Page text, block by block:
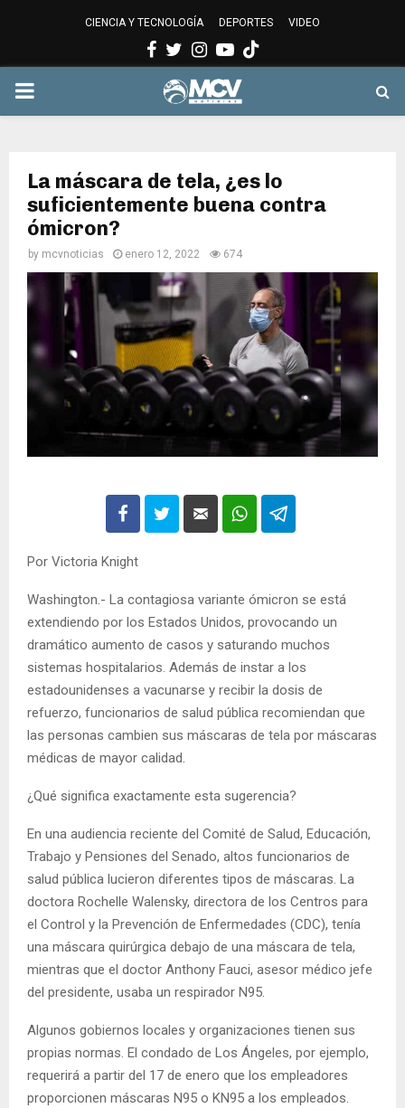
CIENCIA Y TECNOLOGÍA DEPORTES VIDEO
Facebook
Twitter
Instagram
Youtube
PRIMARY
La máscara de tela, ¿es lo
suficientemente buena contra
ómicron?
by mcvnoticias enero 12, 2022 674
Por Victoria Knight
Washington.- La contagiosa variante ómicron se está
extendiendo por los Estados Unidos, provocando un
dramático aumento de casos y saturando muchos
sistemas hospitalarios. Además de instar a los
estadounidenses a vacunarse y recibir la dosis de
refuerzo, funcionarios de salud pública recomiendan que
las personas cambien sus máscaras de tela por máscaras
médicas de mayor calidad.
¿Qué significa exactamente esta sugerencia?
En una audiencia reciente del Comité de Salud, Educación,
Trabajo y Pensiones del Senado, altos funcionarios de
salud pública lucieron diferentes tipos de máscaras. La
doctora Rochelle Walensky, directora de los Centros para
el Control y la Prevención de Enfermedades (CDC), tenía
una máscara quirúrgica debajo de una máscara de tela,
mientras que el doctor Anthony Fauci, asesor médico jefe
del presidente, usaba un respirador N95.
Algunos gobiernos locales y organizaciones tienen sus
propias normas. El condado de Los Ángeles, por ejemplo,
requerirá a partir del 17 de enero que los empleadores
proporcionen máscaras N95 o KN95 a los empleados.